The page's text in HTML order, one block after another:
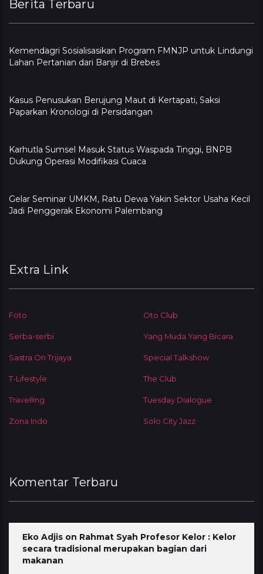
Berita Terbaru
Kemendagri Sosialisasikan Program FMNJP untuk Lindungi
Lahan Pertanian dari Banjir di Brebes
Kasus Penusukan Berujung Maut di Kertapati, Saksi
Paparkan Kronologi di Persidangan
Karhutla Sumsel Masuk Status Waspada Tinggi, BNPB
Dukung Operasi Modifikasi Cuaca
Gelar Seminar UMKM, Ratu Dewa Yakin Sektor Usaha Kecil
Jadi Penggerak Ekonomi Palembang
Extra Link
Foto Oto Club
Serba-serbi Yang Muda Yang Bicara
Sastra On Trijaya Special Talkshow
T-Lifestyle The Club
Travelling Tuesday Dialogue
Zona Indo Solo City Jazz
Komentar Terbaru
Eko Adjis on Rahmat Syah Profesor Kelor : Kelor
secara tradisional merupakan bagian dari
makanan